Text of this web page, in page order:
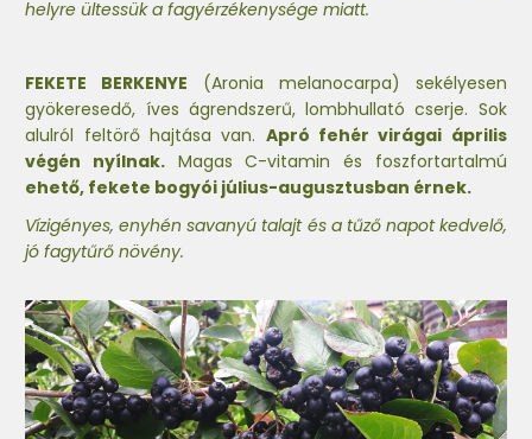
helyre ültessük a fagyérzékenysége miatt.
FEKETE BERKENYE (Aronia melanocarpa) sekélyesen
gyökeresedő, íves ágrendszerű, lombhullató cserje. Sok
alulról feltörő hajtása van. Apró fehér virágai április
végén nyílnak.Magas C-vitamin és foszfortartalmú
ehető, fekete bogyói július-augusztusban érnek.
Vízigényes, enyhén savanyú talajt és a tűző napot kedvelő,
jó fagytűrő növény.